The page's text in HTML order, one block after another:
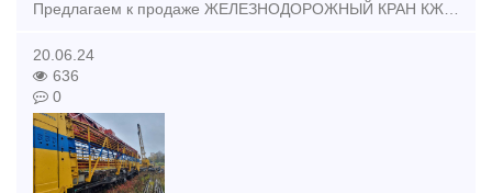
Предлагаем к продаже ЖЕЛЕЗНОДОРОЖНЫЙ КРАН КЖДЭ-16, ГОД ВЫПУСКА 1988. В случае проявления интереса к данному предложению – просим Вас предложить свою цену! +7(981)154-70-94 Степан
20.06.24
636
0